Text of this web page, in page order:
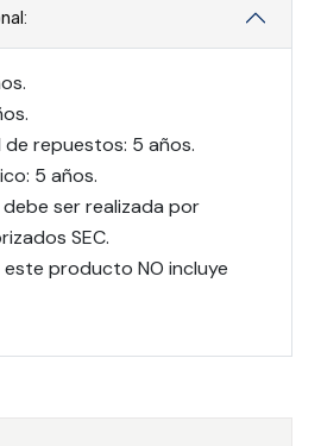
repuestos: 5 años.
5 años.
ser realizada por
SEC.
producto NO incluye